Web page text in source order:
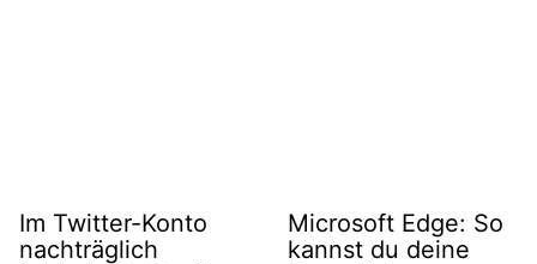
Im Twitter-Konto
nachträglich
Microsoft Edge: So
kannst du deine